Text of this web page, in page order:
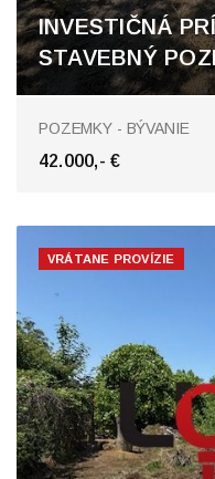
INVESTIČNÁ
STAVEBNÝ
POZEMKY - BÝVANIE
42.000,- €
VRÁTANE PROVÍZIE